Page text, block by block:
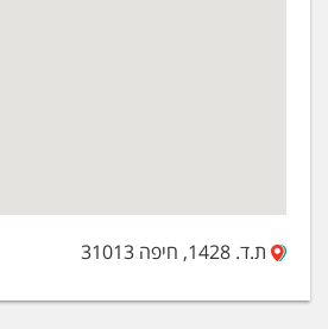
ת.ד. 1428, חיפה 31013